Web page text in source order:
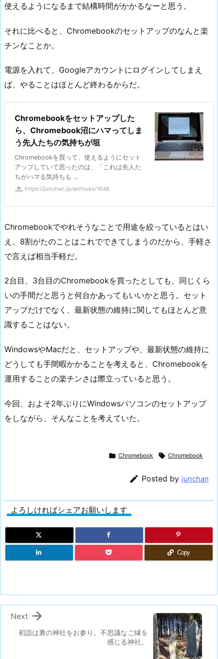
使えるようになるまで結構時間がかかるなーと思う。
それに比べると、Chromebookのセットアップのなんと楽
チンなことか。
電源を入れて、Googleアカウントにログインしてしまえ
ば、やることはほとんど終わるからだ。
Chromebookをセットアップした
ら、Chromebook沼にハマってしま
う先人たちの気持ちが垣
Chromebookを買って、使えるようにセット
アップしていて思ったのは、「これは先人た
ちがハマる気持ちも ...
https://junchan.jp/archives/1648
Chromebookでやれそうなことで用途を絞っているとはい
え、8割がたのことはこれでできてしまうのだから、手軽さ
で言えば相当手軽だ。
2台目、3台目のChromebookを買ったとしても、同じくら
いの手間だと思うと何台かあってもいいかと思う。セット
アップだけでなく、最新状態の維持に関してもほとんど意
識することはない。
WindowsやMacだと、セットアップや、最新状態の維持に
どうしても手間暇かかることを考えると、Chromebookを
運用することの楽チンさは際立っていると思う。
今回、およそ2年ぶりにWindowsパソコンのセットアップ
をしながら、そんなことを考えていた。
 Chromebook  Chromebook
 Posted by junchan
よろしければシェアお願いします
Copy
初詣は裏の神社をお参り。不思議なご縁を
感じる神社。

Next